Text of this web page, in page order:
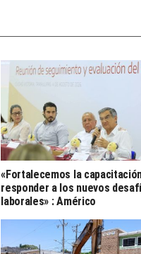
«Fortalecemos la
responder a los nuevos
laborales» : Américo